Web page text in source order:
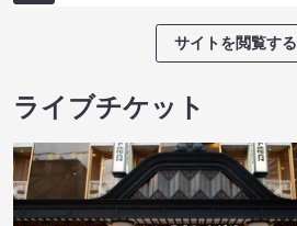
サイトを閲覧する
ライブチケット